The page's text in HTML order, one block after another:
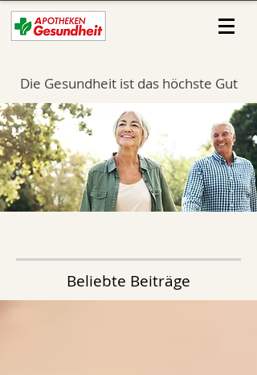
Die Gesundheit ist das höchste Gut
Beliebte Beiträge